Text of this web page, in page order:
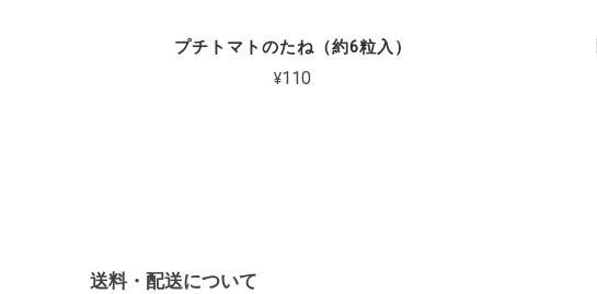
プチトマトのたね（約6粒入）
¥110
送料・配送について